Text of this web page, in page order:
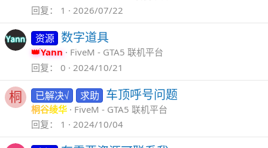
回复
1 2026/07/22
资源 数字道具
Yann
FiveM - GTA5 联机平台
回复
0 2024/10/21
桐 已解决√ 求助 车顶呼号问题
桐谷绫华
FiveM - GTA5 联机平台
回复
1 2024/10/04